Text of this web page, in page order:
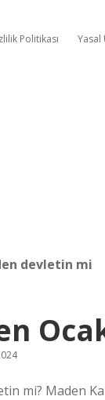
Politikası Yasal
devletin mi
mi? Maden